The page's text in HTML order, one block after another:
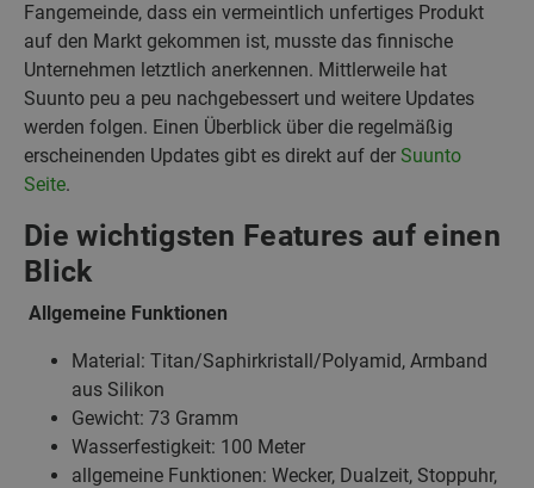
Fangemeinde, dass ein vermeintlich unfertiges Produkt
auf den Markt gekommen ist, musste das finnische
Unternehmen letztlich anerkennen. Mittlerweile hat
Suunto peu a peu nachgebessert und weitere Updates
werden folgen. Einen Überblick über die regelmäßig
erscheinenden Updates gibt es direkt auf der Suunto
Seite.
Die wichtigsten Features auf einen
Blick
Allgemeine Funktionen
Material: Titan/Saphirkristall/Polyamid, Armband
aus Silikon
Gewicht: 73 Gramm
Wasserfestigkeit: 100 Meter
allgemeine Funktionen: Wecker, Dualzeit, Stoppuhr,